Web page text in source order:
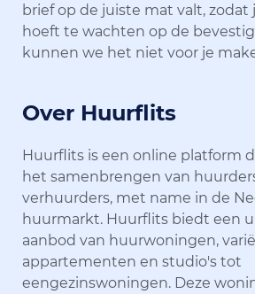
brief op de juiste mat valt, zodat
hoeft te wachten op de
kunnen we het niet voor je
Over Huurflits
Huurflits is een online platform
het samenbrengen van
verhuurders, met name in de
huurmarkt. Huurflits biedt een
aanbod van huurwoningen,
appartementen en studio's tot
eengezinswoningen. Deze